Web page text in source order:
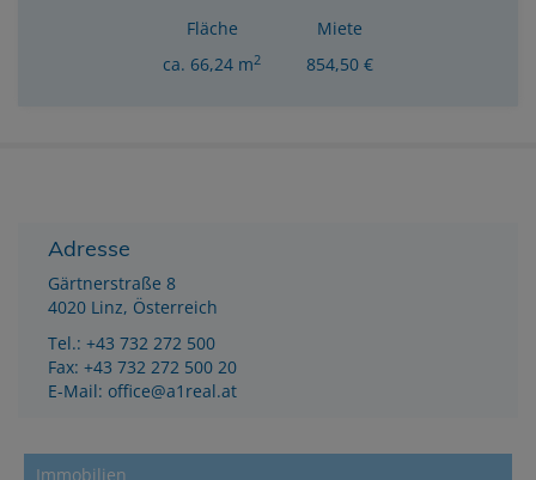
Fläche
ca. 66,24 m2
Miete
854,50 €
Adresse
Gärtnerstraße 8
4020 Linz, Österreich
Tel.: +43 732 272 500
Fax: +43 732 272 500 20
E-Mail: office@a1real.at
Immobilien